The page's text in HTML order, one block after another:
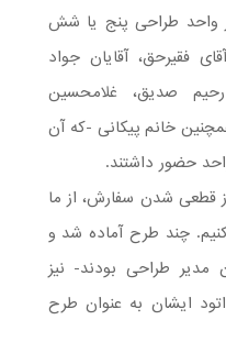
واحد طراحی پنج یا شش
فقیرحق، آقایان جواد
صدیق، غلامحسین
خانم پیکانی -که آن
حضور داشتند.
قطعی شدن سفارش، از ما
کنیم. چند طرح آماده شد و
مدیر طراحی بودند- نیز
ایشان به عنوان طرح